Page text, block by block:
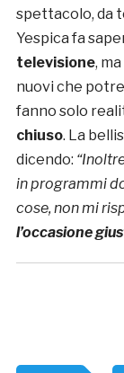
spettacolo, da
Yespica fa
televisione,
nuovi che
fanno solo
chiuso. La
dicendo: “
in programmi
cose, non mi
l’occasione